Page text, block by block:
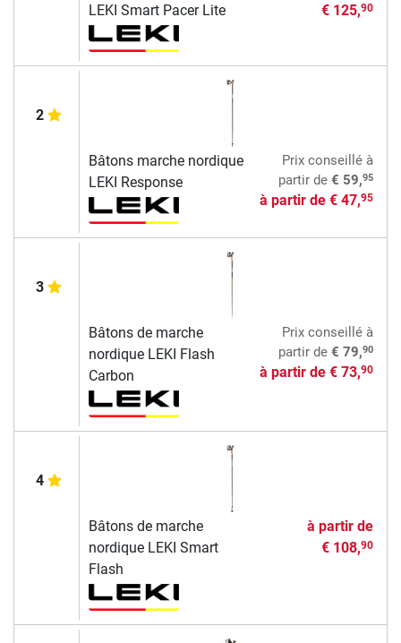
LEKI Smart Pacer Lite
€ 125,90
2
Bâtons marche nordique
LEKI Response
Prix conseilléà
partir de € 59,95
à partir de € 47,95
3
Bâtons de marche
nordique LEKI Flash
Carbon
Prix conseilléà
partir de € 79,90
à partir de € 73,90
4
Bâtons de marche
nordique LEKI Smart
Flash
à partir de
€ 108,90